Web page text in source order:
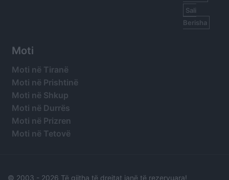
Sali
Berisha
Moti
Moti në Tiranë
Moti në Prishtinë
Moti në Shkup
Moti në Durrës
Moti në Prizren
Moti në Tetovë
© 2003 - 2026 Të gjitha të drejtat janë të rezervuara!